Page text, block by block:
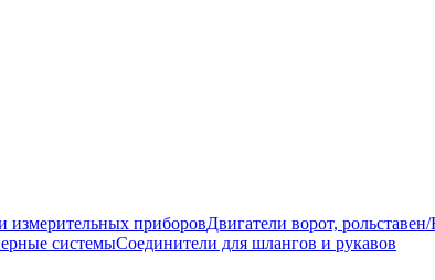
измерительных приборовДвигатели ворот,
системыСоединители для шлангов и рукавов